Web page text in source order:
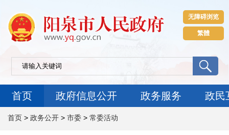
无障碍浏览
繁體
首页 政府信息公开 政务服务 政民
首页 > 政务公开 > 市委 > 常委活动